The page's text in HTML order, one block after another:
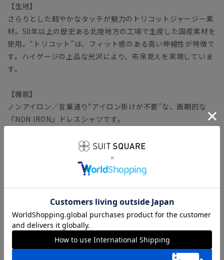
【生地】
さらりとした軽やかなタッチが魅力のトリコットジャージー素
材。50年以上の歴史ある北陸地方の工場で生産した国産素材を
使用。“トリコット”は、フィット感のある高い伸縮性が特徴で
す。ハイゲージの上品な光沢により、布帛見えを実現していま
す。
【機能】
ノンアイロン／言葉通り“アイロン掛けが不要”な、画期的な
『NON IRON』ドレスシャツです。
ストレッチ／タテヨコに伸びる優れた伸縮性により快適な着心
防シワ／着用中シワになりにくく、洗濯後に残りがちなシワも
乾くお手入れ時短シャツです。
【参考情報】The Style Dictionary
◆スーツに合うワイシャツおすすめ12選｜おしゃれ＆失敗しな